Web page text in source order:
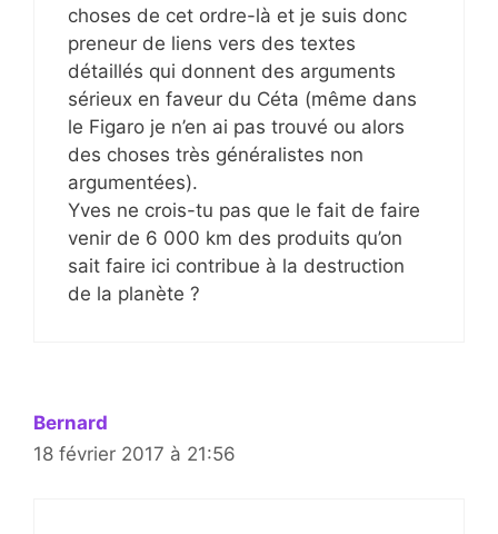
choses de cet ordre-là et je suis donc
preneur de liens vers des textes
détaillés qui donnent des arguments
sérieux en faveur du Céta (même dans
le Figaro je n’en ai pas trouvé ou alors
des choses très généralistes non
argumentées).
Yves ne crois-tu pas que le fait de faire
venir de 6 000 km des produits qu’on
sait faire ici contribue à la destruction
de la planète ?
Bernard
18 février 2017 à 21:56